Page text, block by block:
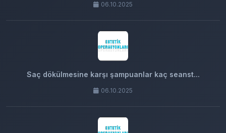
06.10.2025
Saç dökülmesine karşı şampuanlar kaç seanst...
06.10.2025